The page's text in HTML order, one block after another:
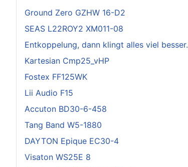
Ground Zero GZHW 16-D2
SEAS L22ROY2 XM011-08
Entkoppelung, dann klingt alles viel besser.
Kartesian Cmp25_vHP
Fostex FF125WK
Lii Audio F15
Accuton BD30-6-458
Tang Band W5-1880
DAYTON Epique EC30-4
Visaton WS25E 8